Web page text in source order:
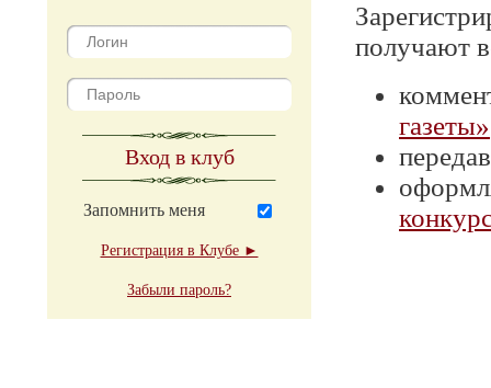
Вход в клуб
Запомнить меня
Регистрация в Клубе ►
Забыли пароль?
получают
газеты»